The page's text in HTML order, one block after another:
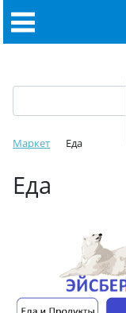
Маркет Еда
Еда